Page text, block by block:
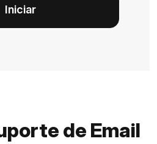
Iniciar
de Email